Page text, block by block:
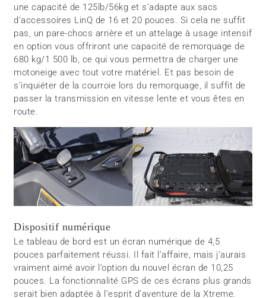
une capacité de 125lb/56kg et s’adapte aux sacs
d’accessoires LinQ de 16 et 20 pouces. Si cela ne suffit
pas, un pare-chocs arrière et un attelage à usage intensif
en option vous offriront une capacité de remorquage de
680 kg/1 500 lb, ce qui vous permettra de charger une
motoneige avec tout votre matériel. Et pas besoin de
s’inquiéter de la courroie lors du remorquage, il suffit de
passer la transmission en vitesse lente et vous êtes en
route.
Dispositif numérique
Le tableau de bord est un écran numérique de 4,5
pouces parfaitement réussi. Il fait l’affaire, mais j’aurais
vraiment aimé avoir l’option du nouvel écran de 10,25
pouces. La fonctionnalité GPS de ces écrans plus grands
serait bien adaptée à l’esprit d’aventure de la Xtreme.